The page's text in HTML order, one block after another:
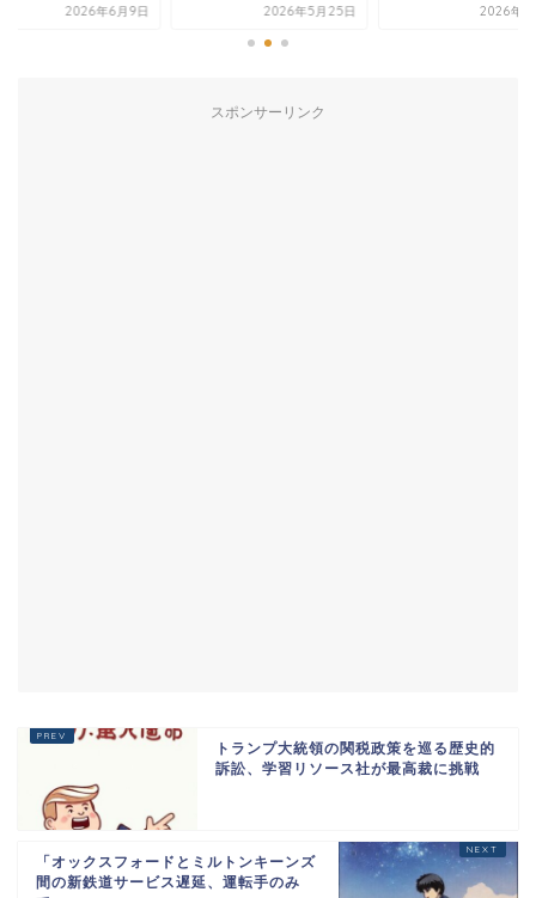
2026年6月9日 2026年5月25日 2026年6
スポンサーリンク
トランプ大統領の関税政策を巡る歴史的
訴訟、学習リソース社が最高裁に挑戦
「オックスフォードとミルトンキーンズ
間の新鉄道サービス遅延、運転手のみ